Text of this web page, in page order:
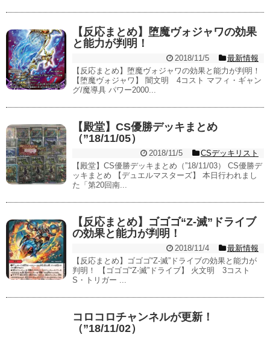
【反応まとめ】堕魔ヴォジャワの効果
と能力が判明！
2018/11/5
最新情報
【反応まとめ】堕魔ヴォジャワの効果と能力が判明！
【堕魔ヴォジャワ】 闇文明 4コスト マフィ・ギャン
グ/魔導具 パワー2000...
【殿堂】CS優勝デッキまとめ
（”18/11/05）
2018/11/5
CSデッキリスト
【殿堂】CS優勝デッキまとめ（”18/11/03） CS優勝デ
ッキまとめ 【デュエルマスターズ】 本日行われまし
た「第20回南...
【反応まとめ】ゴゴゴ“Z-滅”ドライブ
の効果と能力が判明！
2018/11/4
最新情報
【反応まとめ】ゴゴゴ“Z-滅”ドライブの効果と能力が
判明！ 【ゴゴゴ“Z-滅”ドライブ】 火文明 3コスト
S・トリガー ...
コロコロチャンネルが更新！
（”18/11/02）